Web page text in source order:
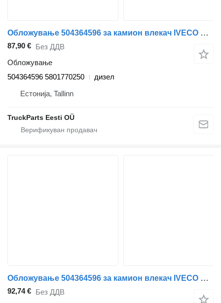
Обложување 504364596 за камион влекач IVECO Stralis (01.02-)
87,90 € Без ДДВ
Обложување
504364596 5801770250
дизел
Естонија, Tallinn
TruckParts Eesti OÜ
Обложување 504364596 за камион влекач IVECO Stralis, Trakker (2002-)
92,74 € Без ДДВ